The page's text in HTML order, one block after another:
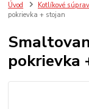
Úvod Kotlíkové
pokrievka + stojan
pokrievka